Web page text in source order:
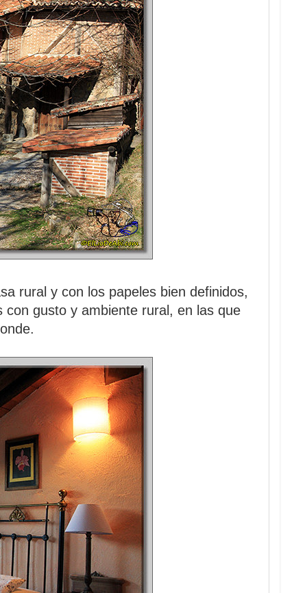
rural y con los papeles bien definidos,
gusto y ambiente rural, en las que